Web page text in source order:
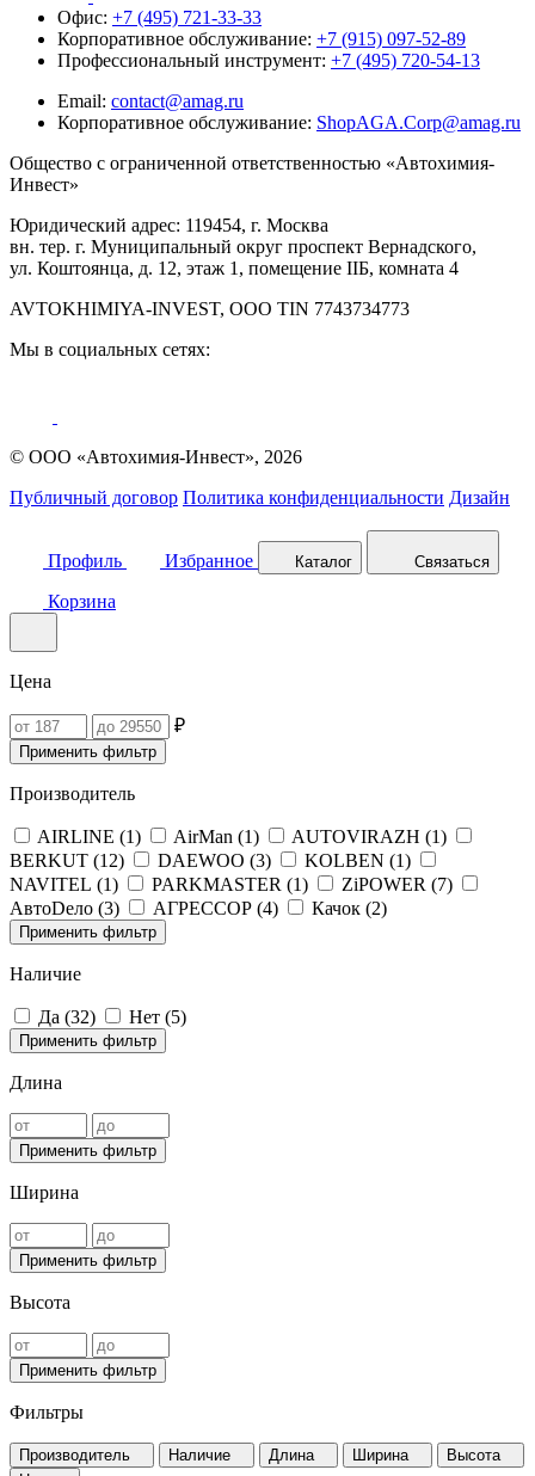
Офис: +7 (495) 721-33-33
Корпоративное обслуживание: +7 (915) 097-52-89
Профессиональный инструмент: +7 (495) 720-54-13
Email: contact@amag.ru
Корпоративное обслуживание: ShopAGA.Corp@amag.ru
Общество с ограниченной ответственностью «Автохимия-
Инвест»
Юридический адрес: 119454, г. Москва
вн. тер. г. Муниципальный округ проспект Вернадского,
ул. Коштоянца, д. 12, этаж 1, помещение IIБ, комната 4
AVTOKHIMIYA-INVEST, OOO TIN 7743734773
Мы в социальных сетях:
© ООО «Автохимия-Инвест», 2026
Публичный договор Политика конфиденциальности Дизайн
Профиль Избранное Каталог Связаться
Корзина
Цена
₽
Применить фильтр
Производитель
AIRLINE (1) AirMan (1) AUTOVIRAZH (1)
BERKUT (12) DAEWOO (3) KOLBEN (1)
NAVITEL (1) PARKMASTER (1) ZiPOWER (7)
АвтоDело (3) АГРЕССОР (4) Качок (2)
Применить фильтр
Наличие
Да (32) Нет (5)
Применить фильтр
Длина
Применить фильтр
Ширина
Применить фильтр
Высота
Применить фильтр
Фильтры
Производитель Наличие Длина Ширина
Высота